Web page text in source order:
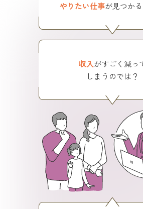
やりたい仕事が見つか
収入がすごく減っ
しまうのでは？